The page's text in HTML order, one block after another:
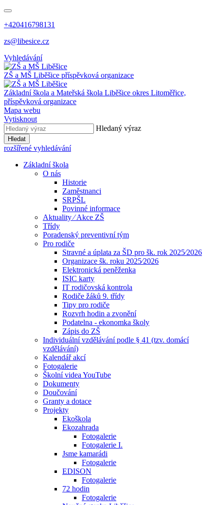
+420416798131
zs@libesice.cz
Vyhledávání
ZŠ a MŠ Liběšice příspěvková organizace
Základní škola a Mateřská škola Liběšice okres Litoměřice,
příspěvková organizace
Mapa webu
Vytisknout
Hledaný výraz
Hledat
rozšířené vyhledávání
Základní škola
O nás
Historie
Zaměstnanci
SRPŠL
Povinné informace
Aktuality ⁄ Akce ZŠ
Třídy
Poradenský preventivní tým
Pro rodiče
Stravné a úplata za ŠD pro šk. rok 2025⁄2026
Organizace šk. roku 2025⁄2026
Elektronická peněženka
ISIC karty
IT rodičovská kontrola
Rodiče žáků 9. třídy
Tipy pro rodiče
Rozvrh hodin a zvonění
Podatelna - ekonomka školy
Zápis do ZŠ
Individuální vzdělávání podle § 41 (tzv. domácí
vzdělávání)
Kalendář akcí
Fotogalerie
Školní videa YouTube
Dokumenty
Doučování
Granty a dotace
Projekty
Ekoškola
Ekozahrada
Fotogalerie
Fotogalerie I.
Jsme kamarádi
Fotogalerie
EDISON
Fotogalerie
72 hodin
Fotogalerie